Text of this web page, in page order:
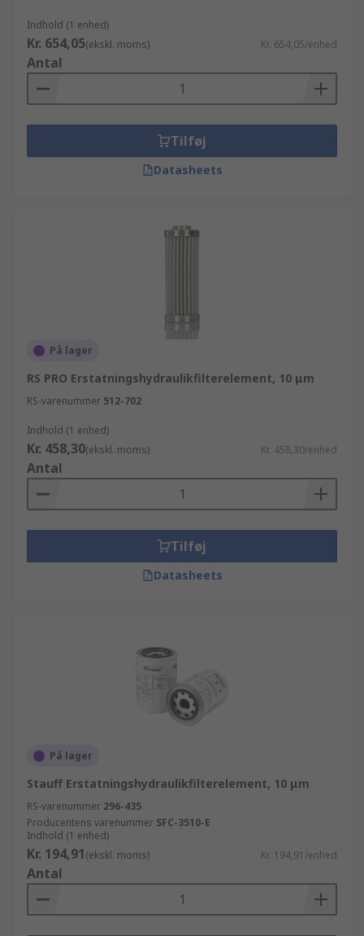
Indhold (1 enhed)
Kr. 654,05(ekskl. moms) Kr. 654,05/enhed
Antal
Tilføj
Datasheets
På lager
RS PRO Erstatningshydraulikfilterelement, 10 μm
RS-varenummer 512-702
Indhold (1 enhed)
Kr. 458,30(ekskl. moms) Kr. 458,30/enhed
Antal
Tilføj
Datasheets
På lager
Stauff Erstatningshydraulikfilterelement, 10 μm
RS-varenummer 296-435
Producentens varenummer SFC-3510-E
Indhold (1 enhed)
Kr. 194,91(ekskl. moms) Kr. 194,91/enhed
Antal